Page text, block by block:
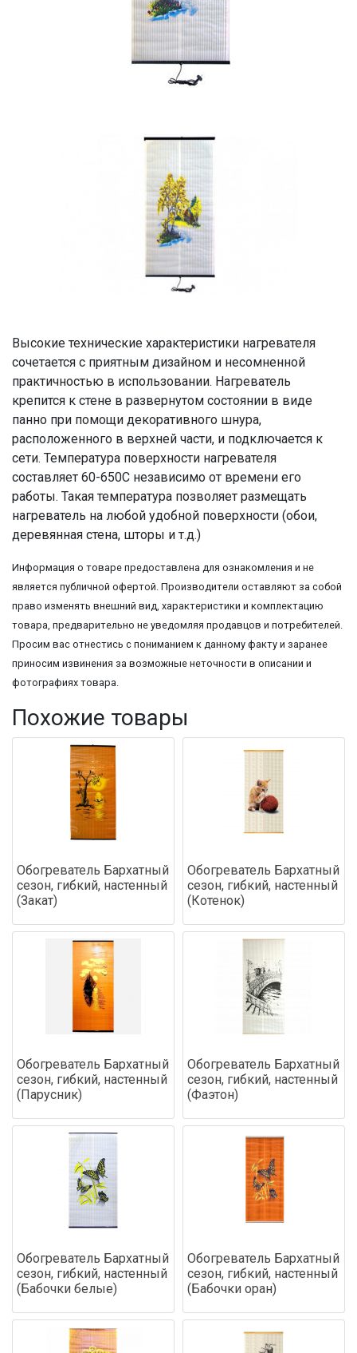
Высокие технические характеристики нагревателя
сочетается с приятным дизайном и несомненной
практичностью в использовании. Нагреватель
крепится к стене в развернутом состоянии в виде
панно при помощи декоративного шнура,
расположенного в верхней части, и подключается к
сети. Температура поверхности нагревателя
составляет 60-650С независимо от времени его
работы. Такая температура позволяет размещать
нагреватель на любой удобной поверхности (обои,
деревянная стена, шторы и т.д.)
Информация о товаре предоставлена для ознакомления и не
является публичной офертой. Производители оставляют за собой
право изменять внешний вид, характеристики и комплектацию
товара, предварительно не уведомляя продавцов и потребителей.
Просим вас отнестись с пониманием к данному факту и заранее
приносим извинения за возможные неточности в описании и
фотографиях товара.
Похожие товары
Обогреватель Бархатный
сезон, гибкий, настенный
(Закат)
Обогреватель Бархатный
сезон, гибкий, настенный
(Котенок)
Обогреватель Бархатный
сезон, гибкий, настенный
(Парусник)
Обогреватель Бархатный
сезон, гибкий, настенный
(Фаэтон)
Обогреватель Бархатный
сезон, гибкий, настенный
(Бабочки белые)
Обогреватель Бархатный
сезон, гибкий, настенный
(Бабочки оран)